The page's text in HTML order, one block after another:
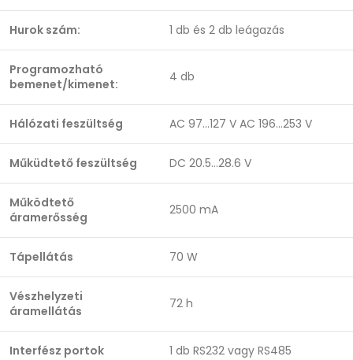
Hurok szám: 1 db és 2 db leágazás
Programozható
bemenet/kimenet:
4 db
Hálózati feszültség AC 97...127 V AC 196...253 V
Műküdtető feszültség DC 20.5…28.6 V
Működtető
áramerősség
2500 mA
Tápellátás 70 W
Vészhelyzeti
áramellátás
72 h
Interfész portok 1 db RS232 vagy RS485